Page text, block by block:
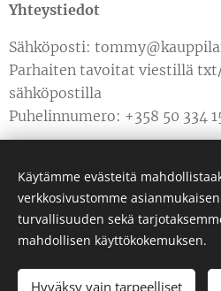
Yhteystiedot
Sähköposti:
Parhaiten tavoitat viestillä
sähköpostilla
Puhelinnumero: +358 50 334
LuotuWebnodella
Käytämme evästeitä
verkkosivustomme
turvallisuuden sekä
mahdollisen käyttökokemuksen.
Hyväksy vain tarpeelliset